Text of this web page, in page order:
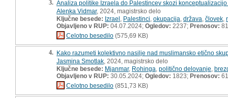
3. Analiza politike Izraela do Palestincev skozi
Alenka Vidmar, 2024, magistrsko delo
Ključne besede: Izrael Palestinci okupacija država človek
Objavljeno v RUP: 04.07.2024; Ogledov: 2237; Prenosov: 81
Celotno besedilo (575,69 KB)
4. Kako razumeti kolektivno nasilje nad muslimansko etično
Jasmina Smotlak , 2024, magistrsko delo
Ključne besede: Mjanmar, Rohinga politično delovanje
Objavljeno v RUP: 30.05.2024; Ogledov: 1823; Prenosov: 61
Celotno besedilo (851,73 KB)